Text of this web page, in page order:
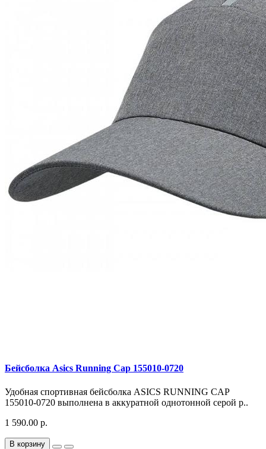
Бейсболка Asics Running Cap 155010-0720
Удобная спортивная бейсболка ASICS RUNNING CAP
155010-0720 выполнена в аккуратной однотонной серой р..
1 590.00 р.
В корзину